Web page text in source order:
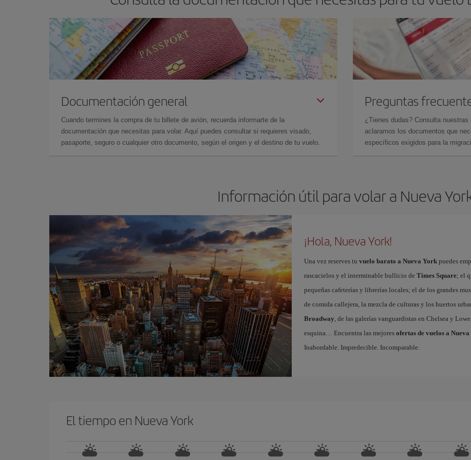
Documentación general
Cuando termines la compra de tu billete de avión, recuerda informarte de la
documentación que necesitas para volar. Aquí puedes consultar si requieres visado,
pasaporte, seguro o cualquier otro documento, según el origen y el destino de tu vuelo.
Preguntas
¿Tienes dudas? Consulta nuestras
aclaramos los documentos que
específicos exigidos para la
Información útil para volar a Nueva
¡Hola, Nueva York!
Una vez reserves tu vuelo barato a Nueva Yorkpuedes
rascacielos y el interminable bullicio de Times Square; el
pequeñas cafeterías y librerías locales; el de los grandes
de comida callejera, la mezcla de culturas y los huertos
Broadway, de las galerías vanguardistas en Chelsea y
esquina… Encuentra las mejores ofertas de vuelos a
Inabordable. Impredecible. Incomparable.
El tiempo en Nueva York